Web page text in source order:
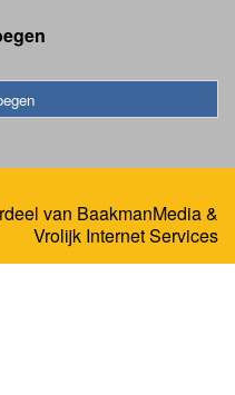
van BaakmanMedia&
Vrolijk Internet Services